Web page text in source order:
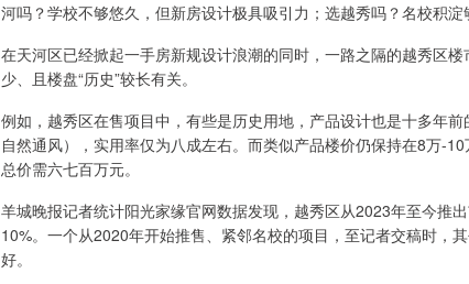
河吗？学校不够悠久，但新房设计极具吸引力；选越秀吗？名校积淀
在天河区已经掀起一手房新规设计浪潮的同时，一路之隔的越秀区
少、且楼盘“历史”较长有关。
例如，越秀区在售项目中，有些是历史用地，产品设计也是十多年
自然通风），实用率仅为八成左右。而类似产品楼价仍保持在8万-
总价需六七百万元。
羊城晚报记者统计阳光家缘官网数据发现，越秀区从2023年至今推
10%。一个从2020年开始推售、紧邻名校的项目，至记者交稿时，
好。